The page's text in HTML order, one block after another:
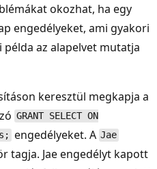
okozhat, ha egy
engedélyeket, ami gyakori
az alapelvet mutatja
keresztül megkapja a
GRANT SELECT ON
engedélyeket. A Jae
tagja. Jae engedélyt kapott